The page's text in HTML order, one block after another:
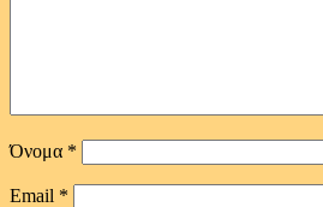
Όνομα *
Email *